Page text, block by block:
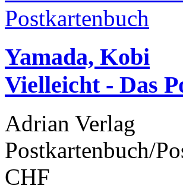
Yamada, Kobi
Vielleicht - Das
Adrian Verlag
Postkartenbuch/
CHF